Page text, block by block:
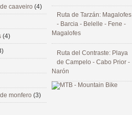
Ruta de Tarzán: Magalofes
- Barcia - Belelle - Fene -
Magalofes
Ruta del Contraste: Playa
de Campelo - Cabo Prior -
Narón
caaveiro (4)
(4)
monfero (3)